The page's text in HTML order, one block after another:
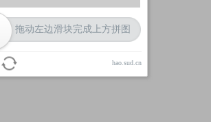
拖动左边滑块完成上方拼图
hao.sud.cn